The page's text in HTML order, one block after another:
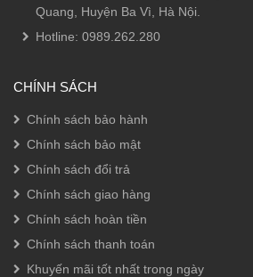
Quang, Huyện Ba Vì, Hà Nội.
Hotline: 0989.262.280
CHÍNH SÁCH
Chính sách bảo hành
Chính sách bảo mật
Chính sách đổi trả
Chính sách giao hàng
Chính sách hoàn tiền
Chính sách thanh toán
Khuyến mãi tốt nhất trong ngày